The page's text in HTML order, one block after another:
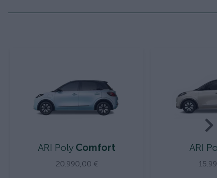
ARI Poly Comfort
20.990,00 €
ARI